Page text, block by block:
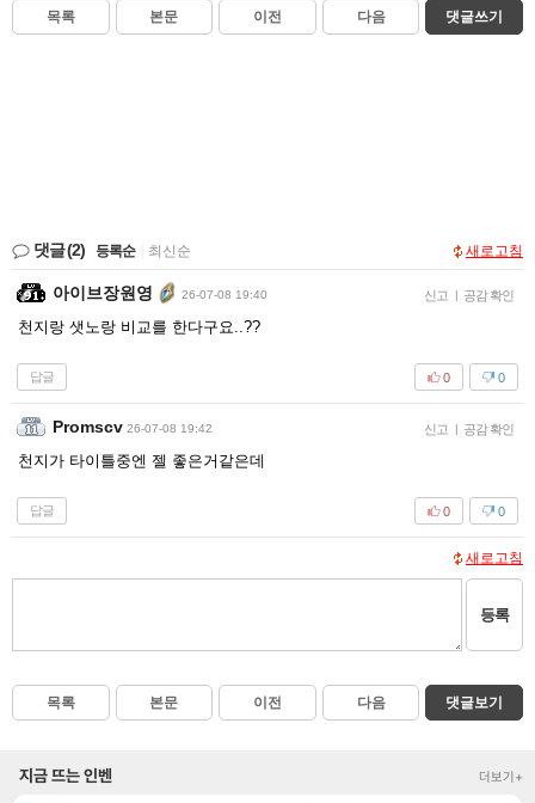
목록 본문 이전 다음 댓글쓰기
댓글(2) 등록순 최신순 새로고침
아이브장원영 26-07-08 19:40 신고 | 공감 확인
천지랑 샛노랑 비교를 한다구요..??
답글 0
0
Promscv 26-07-08 19:42 신고 | 공감 확인
천지가 타이틀중엔 젤 좋은거같은데
답글 0
0
새로고침
등록
목록 본문 이전 다음 댓글보기
지금 뜨는 인벤 더보기+